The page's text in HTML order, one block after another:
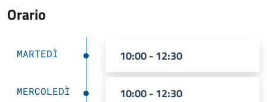
Orario
MARTEDÌ 10:00 - 12:30
MERCOLEDÌ 10:00 - 12:30